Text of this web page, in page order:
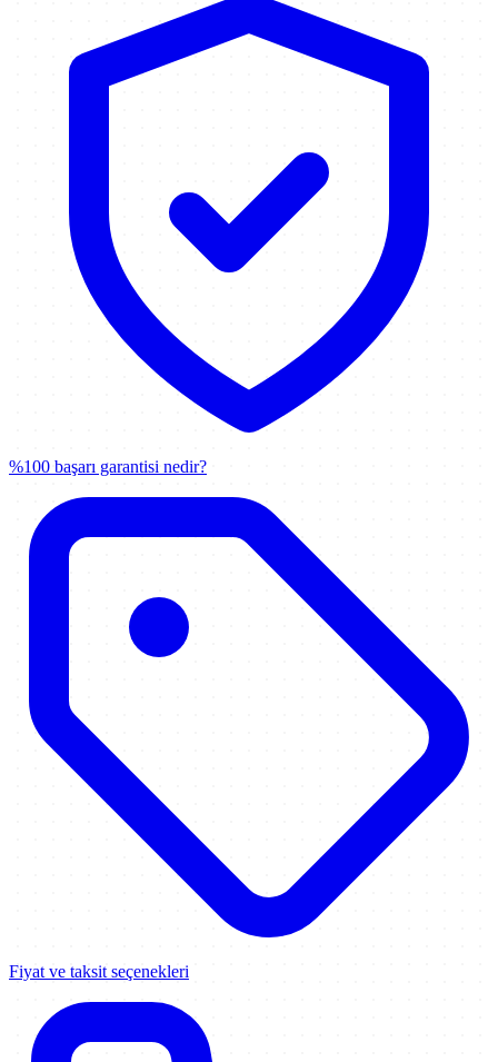
%100 başarı garantisi nedir?
Fiyat ve taksit seçenekleri